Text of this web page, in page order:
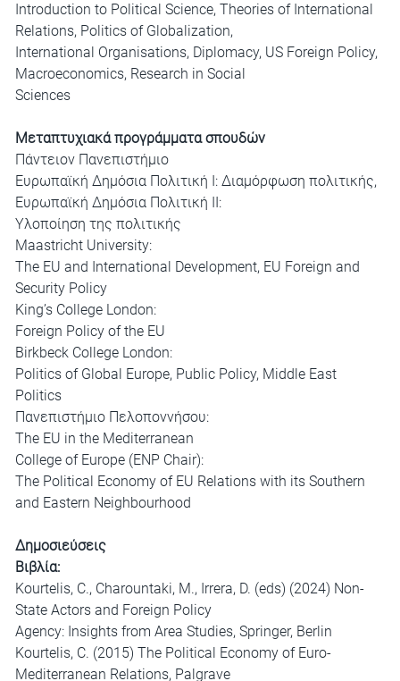
Introduction to Political Science, Theories of International
Relations, Politics of Globalization,
International Organisations, Diplomacy, US Foreign Policy,
Macroeconomics, Research in Social
Sciences
Μεταπτυχιακά προγράμματα σπουδών
Πάντειον Πανεπιστήμιο
Ευρωπαϊκή Δημόσια Πολιτική Ι: Διαμόρφωση πολιτικής,
Ευρωπαϊκή Δημόσια Πολιτική ΙΙ:
Υλοποίηση της πολιτικής
Maastricht University:
The EU and International Development, EU Foreign and
Security Policy
King’s College London:
Foreign Policy of the EU
Birkbeck College London:
Politics of Global Europe, Public Policy, Middle East
Politics
Πανεπιστήμιο Πελοποννήσου:
The EU in the Mediterranean
College of Europe (ENP Chair):
The Political Economy of EU Relations with its Southern
and Eastern Neighbourhood
Δημοσιεύσεις
Βιβλία:
Kourtelis, C., Charountaki, M., Irrera, D. (eds) (2024) Non-
State Actors and Foreign Policy
Agency: Insights from Area Studies, Springer, Berlin
Kourtelis, C. (2015) The Political Economy of Euro-
Mediterranean Relations, Palgrave